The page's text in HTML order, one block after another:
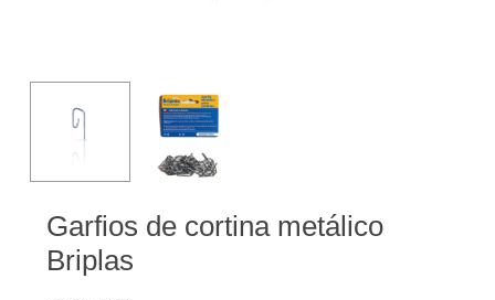
Garfios de cortina metálico
Briplas